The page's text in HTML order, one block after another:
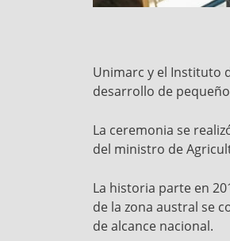
Unimarc y el Instituto
desarrollo de
La ceremonia se
del ministro de
La historia parte en
de la zona austral se
de alcance nacional.